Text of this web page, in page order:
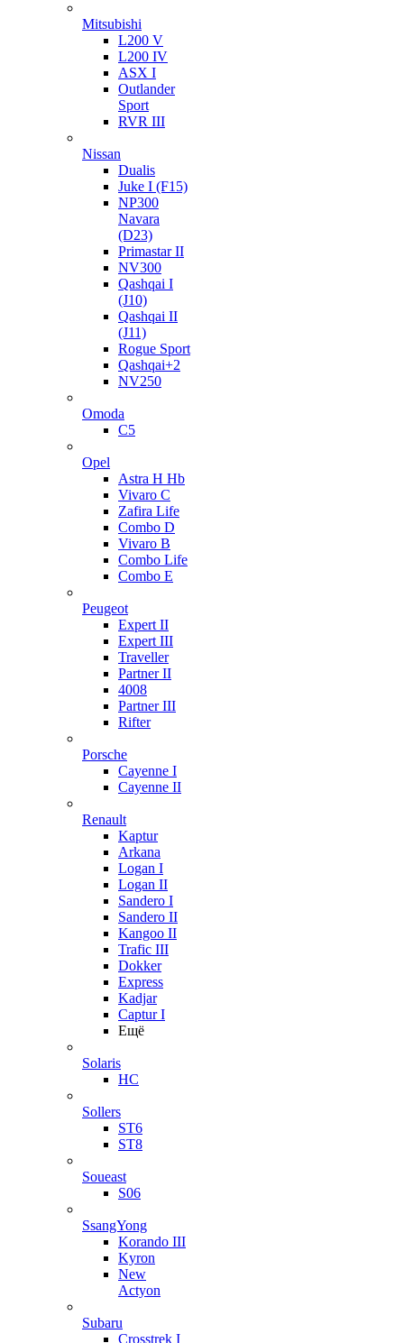
Mitsubishi
L200 V
L200 IV
ASX I
Outlander
Sport
RVR III
Nissan
Dualis
Juke I (F15)
NP300
Navara
(D23)
Primastar II
NV300
Qashqai I
(J10)
Qashqai II
(J11)
Rogue Sport
Qashqai+2
NV250
Omoda
C5
Opel
Astra H Hb
Vivaro C
Zafira Life
Combo D
Vivaro B
Combo Life
Combo E
Peugeot
Expert II
Expert III
Traveller
Partner II
4008
Partner III
Rifter
Porsche
Cayenne I
Cayenne II
Renault
Kaptur
Arkana
Logan I
Logan II
Sandero I
Sandero II
Kangoo II
Trafic III
Dokker
Express
Kadjar
Captur I
Ещё
Solaris
HC
Sollers
ST6
ST8
Soueast
S06
SsangYong
Korando III
Kyron
New
Actyon
Subaru
Crosstrek I